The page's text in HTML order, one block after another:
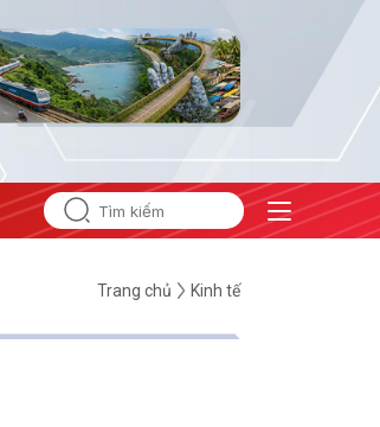
#Hội nghị Trung ương 3
Trang chủ Kinh tế